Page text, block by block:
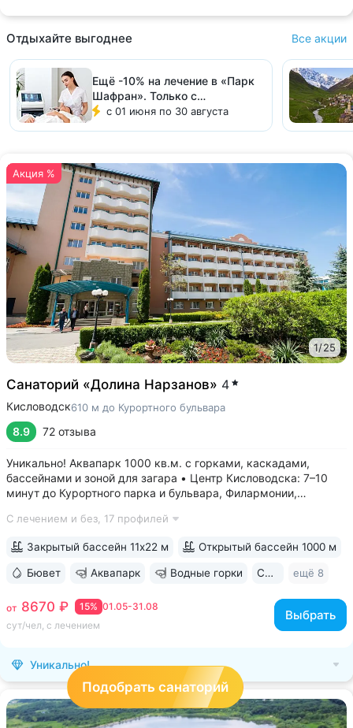
Отдыхайте выгоднее Все акции
Ещё -10% на лечение в «Парк
Шафран». Только с
Курорт26.ру!
с 01 июня по 30 августа
Акция %
1/25
Санаторий «Долина Нарзанов» 4
Кисловодск610 м до Курортного бульвара
8.9 72 отзыва
Уникально! Аквапарк 1000 кв.м. с горками, каскадами,
бассейнами и зоной для загара • Центр Кисловодска: 7–10
минут до Курортного парка и бульвара, Филармонии,
курортов: «Ессентуки-4» и «Славяновская» (Железноводск).
С лечением и без, 17 профилей
01.05-31.08
15%
от 8670 ₽
сут/чел, с лечением
Выбрать
Закрытый бассейн 11х22 м Открытый бассейн 1000 м
Бювет Аквапарк Водные горки Свой парк ещё 8
Уникально!
Подобрать санаторий